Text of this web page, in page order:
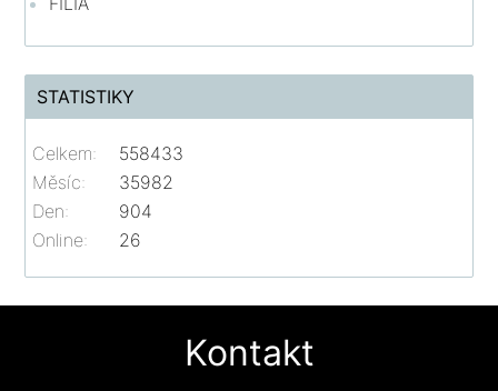
STATISTIKY
Online: 26
Celkem:
558433
Měsíc:
35982
Den:
904
Kontakt